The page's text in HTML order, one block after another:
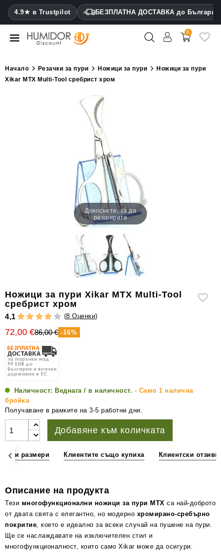
4.9★ в Trustpilot БЕЗПЛАТНА ДОСТАВКА до България
CATEGORY
Хумидори
Други
аксесоари
за
пури
0
Начало Резачки за пури Ножици за пури
Ножици за пури
Xikar MTX Multi-Tool сребрист хром
Докоснете, за да
разширите
Ножици за пури Xikar MTX Multi-Tool
сребрист хром
4,1 (8 Оценки)
72,00 €86,00 € -16%
Наличност: Веднага / в наличност. - Само 1 налична
бройка
Получаване в рамките на 3-5 работни дни.
Добавяне към количката
и размери Клиентите също купиха Клиентски отзиви
Описание на продукта
Тези многофункционални ножици за пури MTX са най-доброто
от двата свята с елегантно, но модерно хромирано-сребърно
покритие, което е идеално за всеки случай на пушене на пури.
Ще се наслаждавате на изключителен стил и
многофункционалност, които само Xikar може да осигури.